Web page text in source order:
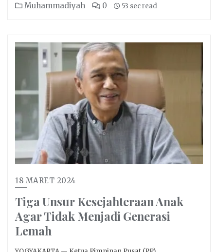
Muhammadiyah 0 53 sec read
18 MARET 2024
Tiga Unsur Kesejahteraan Anak
Agar Tidak Menjadi Generasi
Lemah